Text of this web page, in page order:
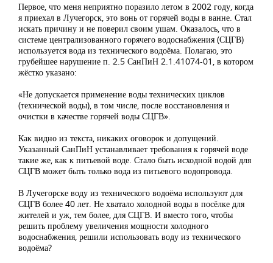
Первое, что меня неприятно поразило летом в 2002 году, когда
я приехал в Лучегорск, это вонь от горячей воды в ванне. Стал
искать причину и не поверил своим ушам. Оказалось, что в
системе централизованного горячего водоснабжения (СЦГВ)
используется вода из технического водоёма. Полагаю, это
грубейшее нарушение п. 2.5 СанПиН 2.1.41074-01, в котором
жёстко указано:
«Не допускается применение воды технических циклов
(технической воды), в том числе, после восстановления и
очистки в качестве горячей воды СЦГВ».
Как видно из текста, никаких оговорок и допущений.
Указанный СанПиН устанавливает требования к горячей воде
такие же, как к питьевой воде. Стало быть исходной водой для
СЦГВ может быть только вода из питьевого водопровода.
В Лучегорске воду из технического водоёма используют для
СЦГВ более 40 лет. Не хватало холодной воды в посёлке для
жителей и уж, тем более, для СЦГВ. И вместо того, чтобы
решить проблему увеличения мощности холодного
водоснабжения, решили использовать воду из технического
водоёма?